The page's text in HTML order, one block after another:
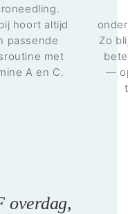
hoort altijd
passende
met
A en C.
Zo
—
overdag,